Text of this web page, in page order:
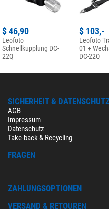
$ 46,90
Leofoto
Schnellkupplung DC-
22Q
$ 103,-
Leofoto
01 +
DC-22Q
SICHERHEIT & DATENSCHUTZ
AGB
Impressum
Datenschutz
Take-back & Recycling
FRAGEN
ZAHLUNGSOPTIONEN
VERSAND & RETOUREN